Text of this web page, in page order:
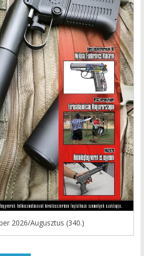
2026/Augusztus (340.)